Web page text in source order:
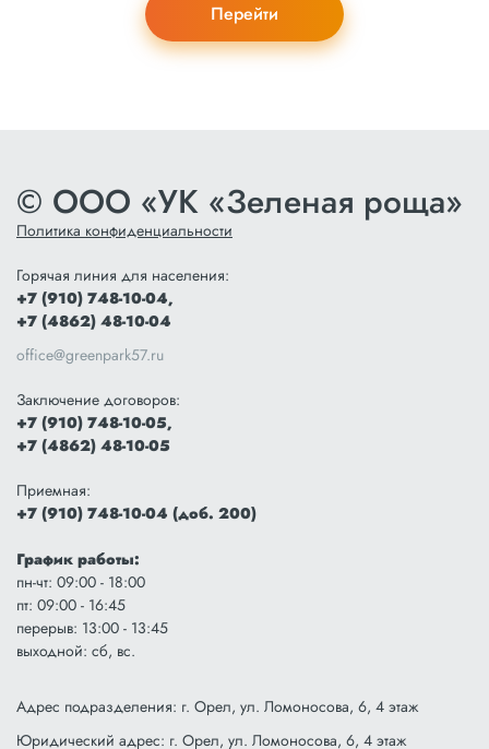
Перейти
© ООО «УК «Зеленая роща»
Политика конфиденциальности
Горячая линия для населения:
+7 (910) 748-10-04,
+7 (4862) 48-10-04
office@greenpark57.ru
Заключение договоров:
+7 (910) 748-10-05,
+7 (4862) 48-10-05
Приемная:
+7 (910) 748-10-04 (доб. 200)
График работы:
пн-чт: 09:00 - 18:00
пт: 09:00 - 16:45
перерыв: 13:00 - 13:45
выходной: сб, вс.
Адрес подразделения: г. Орел, ул. Ломоносова, 6, 4 этаж
Юридический адрес: г. Орел, ул. Ломоносова, 6, 4 этаж